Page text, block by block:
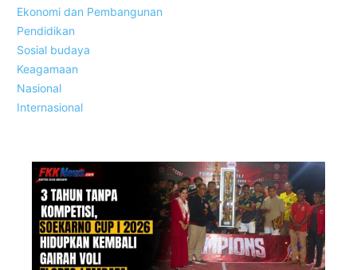
Ekonomi dan Pembangunan
Pendidikan
Sosial budaya
Keagamaan
Nasional
Internasional